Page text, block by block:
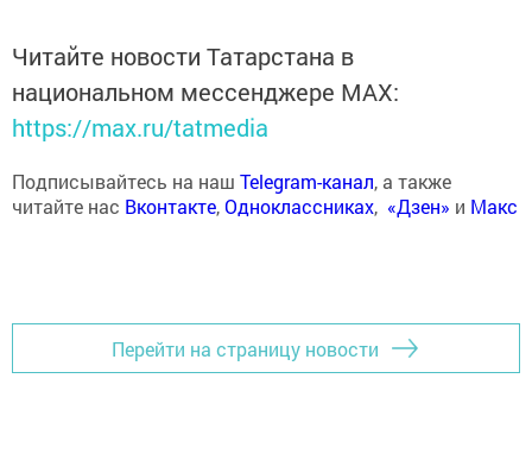
Читайте новости Татарстана в
национальном мессенджере MАХ:
https://max.ru/tatmedia
Подписывайтесь на наш Telegram-канал, а также
читайте нас Вконтакте,Одноклассниках, «Дзен» и Макс
Перейти на страницу новости